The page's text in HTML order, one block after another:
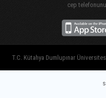
cep
T.C. Kütahya Dumlupınar